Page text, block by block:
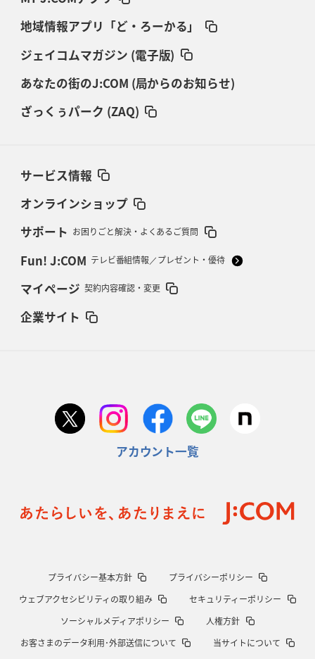
地域情報アプリ「ど・ろーかる」
ジェイコムマガジン (電子版)
あなたの街のJ:COM (局からのお知らせ)
ざっくぅパーク (ZAQ)
サービス情報
オンラインショップ
サポート お困りごと解決・よくあるご質問
Fun! J:COM テレビ番組情報／プレゼント・優待
マイページ 契約内容確認・変更
企業サイト
アカウント一覧
プライバシー基本方針
プライバシーポリシー
ウェブアクセシビリティの取り組み
セキュリティーポリシー
ソーシャルメディアポリシー
人権方針
お客さまのデータ利用･外部送信について
当サイトについて